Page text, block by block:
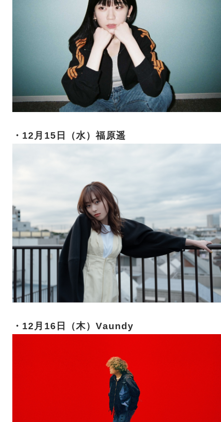
・12月15日（水）福原遥
・12月16日（木）Vaundy